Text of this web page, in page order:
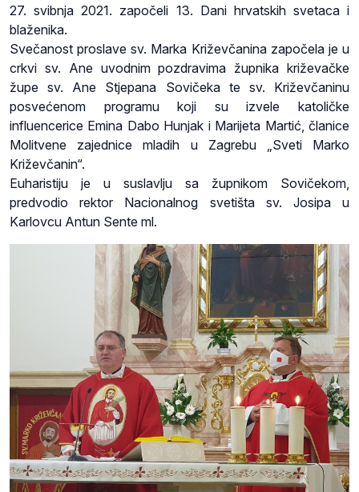
27. svibnja 2021. započeli 13. Dani hrvatskih svetaca i
blaženika.
Svečanost proslave sv. Marka Križevčanina započela je u
crkvi sv. Ane uvodnim pozdravima župnika križevačke
župe sv. Ane Stjepana Sovičeka te sv. Križevčaninu
posvećenom programu koji su izvele katoličke
influencerice Emina Dabo Hunjak i Marijeta Martić, članice
Molitvene zajednice mladih u Zagrebu „Sveti Marko
Križevčanin“.
Euharistiju je u suslavlju sa župnikom Sovičekom,
predvodio rektor Nacionalnog svetišta sv. Josipa u
Karlovcu Antun Sente ml.